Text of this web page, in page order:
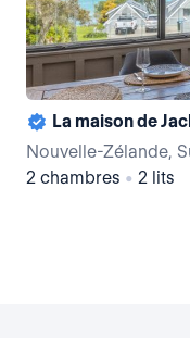
La maison de
Nouvelle-Zélande,
2 chambres • 2 lits